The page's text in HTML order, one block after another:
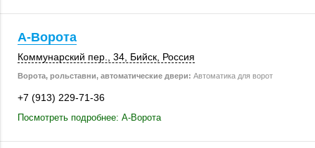
А-Ворота
Коммунарский пер., 34, Бийск Россия
Ворота, рольставни, автоматические двери: Автоматика для ворот
+7 (913) 229-71-36
Посмотреть подробнее: А-Ворота